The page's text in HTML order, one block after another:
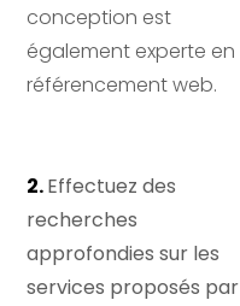
conception est
également experte en
référencement web.
2. Effectuez des
recherches
approfondies sur les
services proposés par